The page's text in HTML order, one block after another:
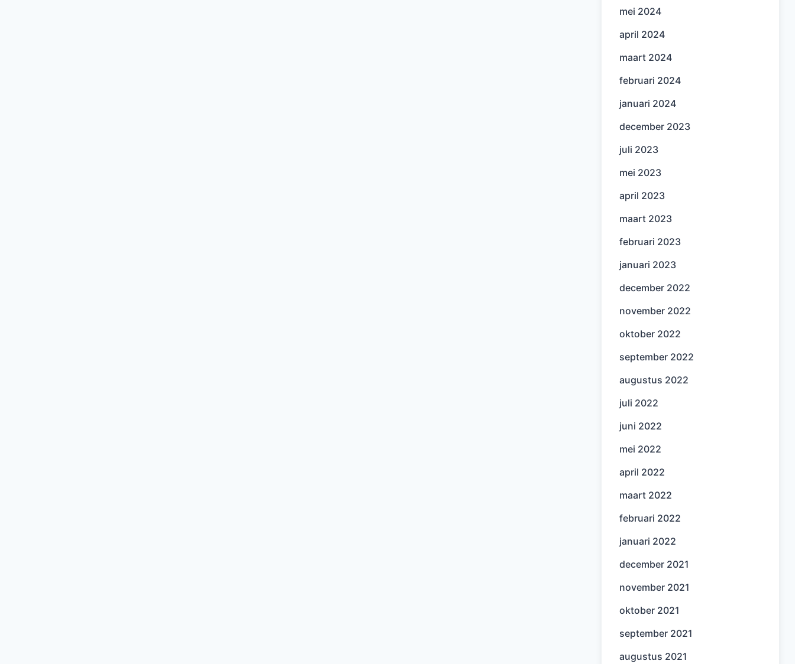
mei 2024
april 2024
maart 2024
februari 2024
januari 2024
december 2023
juli 2023
mei 2023
april 2023
maart 2023
februari 2023
januari 2023
december 2022
november 2022
oktober 2022
september 2022
augustus 2022
juli 2022
juni 2022
mei 2022
april 2022
maart 2022
februari 2022
januari 2022
december 2021
november 2021
oktober 2021
september 2021
augustus 2021